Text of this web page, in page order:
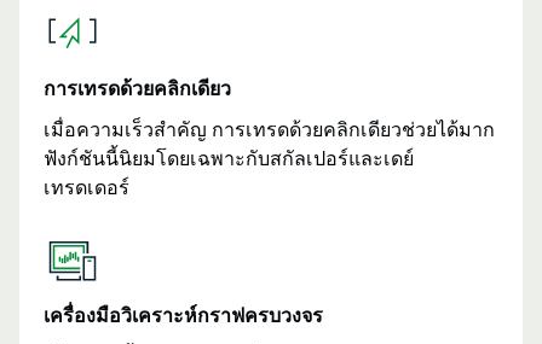
การเทรดด้วยคลิกเดียว
เมื่อความเร็วสำคัญ การเทรดด้วยคลิกเดียวช่วยได้มาก
ฟังก์ชันนี้นิยมโดยเฉพาะกับสกัลเปอร์และเดย์
เทรดเดอร์
เครื่องมือวิเคราะห์กราฟครบวงจร